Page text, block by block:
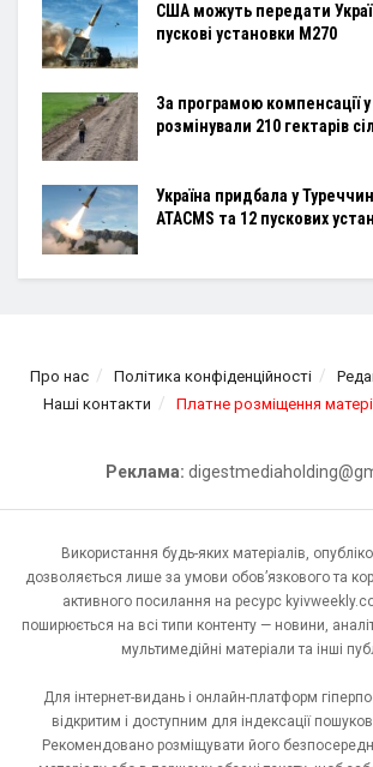
США можуть передати
пускові установки M270
За програмою компенсації у
розмінували 210 гектарів
Україна придбала у
ATACMS та 12 пускових
Про нас Політика конфіденційності
Наші контакти
Платне розміщення
Реклама:
Використання будь-яких матеріалів,
дозволяється лише за умови обов’язкового та
активного посилання на ресурс
поширюється на всі типи контенту — новини,
мультимедійні матеріали та інші
Для інтернет-видань і онлайн-платформ
відкритим і доступним для індексації
Рекомендовано розміщувати його